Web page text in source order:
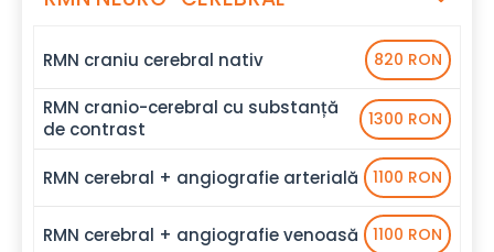
RMN craniu cerebral nativ 820 RON
RMN cranio-cerebral cu substanță
de contrast
1300 RON
RMN cerebral + angiografie arterială 1100 RON
RMN cerebral + angiografie venoasă 1100 RON